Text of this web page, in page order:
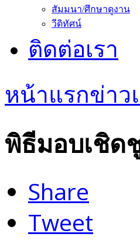
สัมมนา/ศึกษาดูงาน
วีดิทัศน์
ติดต่อเรา
หน้าแรกข่าว
พิธีมอบเชิด
Share
Tweet